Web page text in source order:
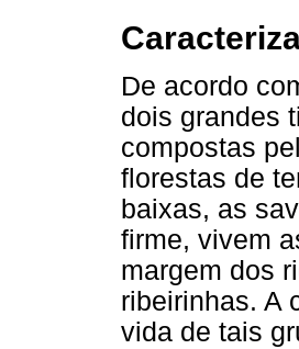
De acordo
dois grandes
compostas
florestas de
baixas, as
firme, vivem
margem dos
ribeirinhas. A
vida de tais